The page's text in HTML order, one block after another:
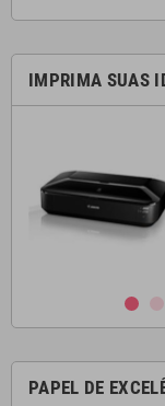
IMPRIMA SUAS
PAPEL DE